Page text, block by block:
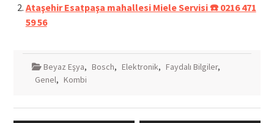
Ataşehir Esatpaşa mahallesi Miele Servisi ☎️ 0216 471
59 56
Beyaz Eşya, Bosch, Elektronik, Faydalı Bilgiler,
Genel, Kombi